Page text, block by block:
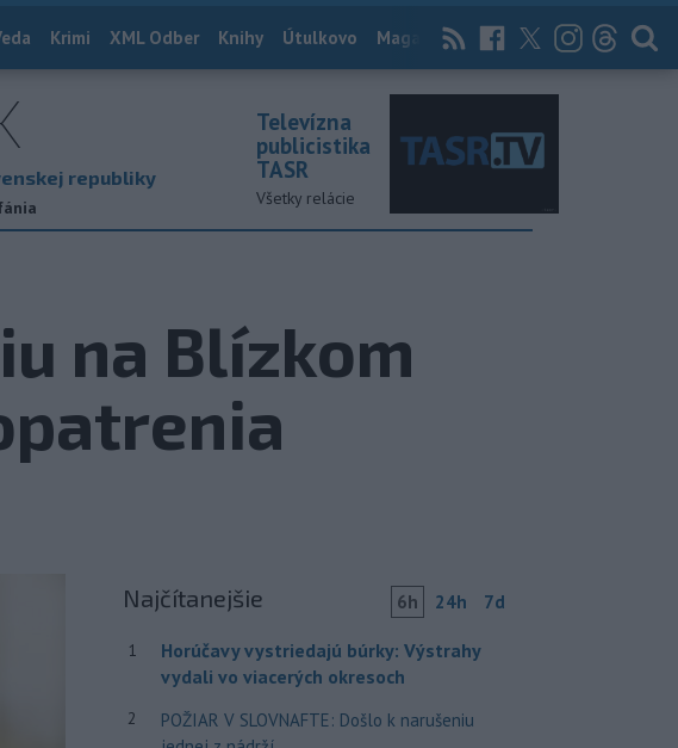
Krimi XML Odber Knihy Útulkovo Magazín News Now Archív
republiky
Televízna
publicistika
TASR
Všetky relácie
na Blízkom
Najčítanejšie 6h 24h 7d
1
Horúčavy vystriedajú búrky: Výstrahy
vydali vo viacerých okresoch
2
POŽIAR V SLOVNAFTE: Došlo k narušeniu